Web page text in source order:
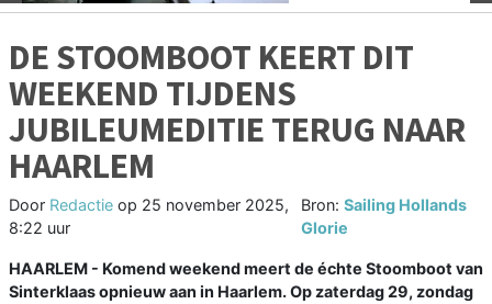
DE STOOMBOOT KEERT DIT
WEEKEND TIJDENS
JUBILEUMEDITIE TERUG NAAR
HAARLEM
Door Redactie op 25 november 2025,
8:22 uur
Bron: Sailing Hollands
Glorie
HAARLEM - Komend weekend meert de échte Stoomboot van
Sinterklaas opnieuw aan in Haarlem. Op zaterdag 29, zondag